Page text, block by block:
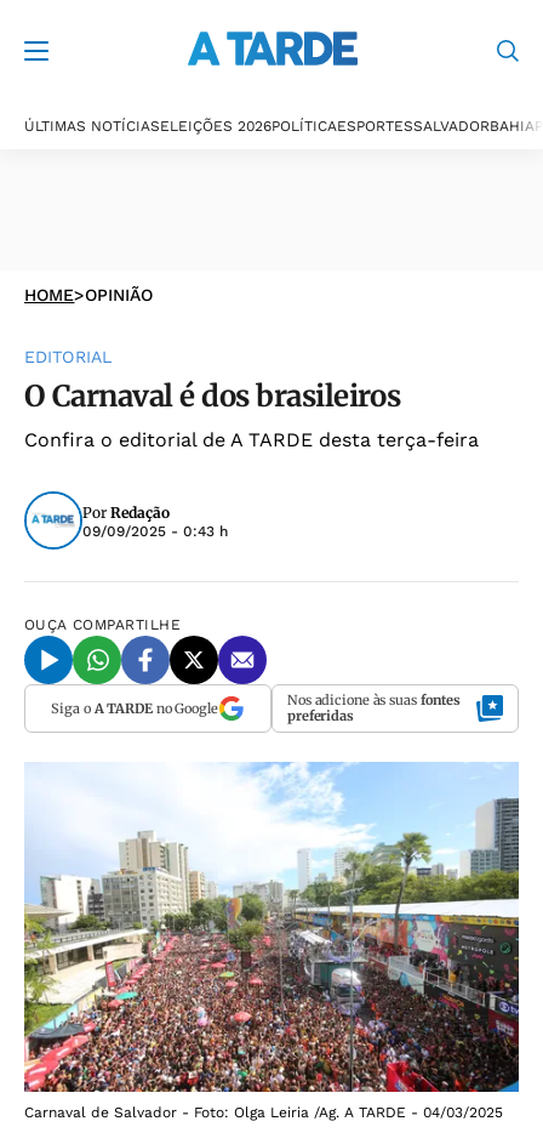
ÚLTIMAS NOTÍCIASELEIÇÕES 2026POLÍTICAESPORTESSALVADORBAHIA
HOME>OPINIÃO
EDITORIAL
O Carnaval é dos brasileiros
Confira o editorial de A TARDE desta terça-feira
Por Redação
09/09/2025 - 0:43 h
OUÇA COMPARTILHE
Siga o A TARDEno Google Nos adicione às suas fontes
preferidas
Carnaval de Salvador - Foto: Olga Leiria /Ag. A TARDE - 04/03/2025